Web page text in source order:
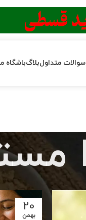
سوالات متداولبلاگباشگاه
20
بهمن